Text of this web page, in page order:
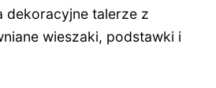
dekoracyjne talerze z
wieszaki, podstawki i